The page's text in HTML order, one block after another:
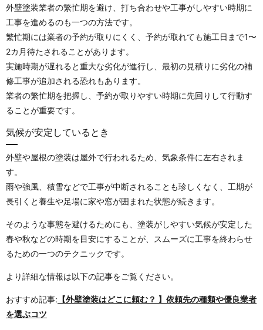
外壁塗装業者の繁忙期を避け、打ち合わせや工事がしやすい時期に
工事を進めるのも一つの方法です。
繁忙期には業者の予約が取りにくく、予約が取れても施工日まで1〜
2カ月待たされることがあります。
実施時期が遅れると重大な劣化が進行し、最初の見積りに劣化の補
修工事が追加される恐れもあります。
業者の繁忙期を把握し、予約が取りやすい時期に先回りして行動す
ることが重要です。
気候が安定しているとき
外壁や屋根の塗装は屋外で行われるため、気象条件に左右されま
す。
雨や強風、積雪などで工事が中断されることも珍しくなく、工期が
長引くと養生や足場に家や窓が囲まれた状態が続きます。
そのような事態を避けるためにも、塗装がしやすい気候が安定した
春や秋などの時期を目安にすることが、スムーズに工事を終わらせ
るための一つのテクニックです。
より詳細な情報は以下の記事をご覧ください。
おすすめ記事: 【外壁塗装はどこに頼む？ 】依頼先の種類や優良業者
を選ぶコツ